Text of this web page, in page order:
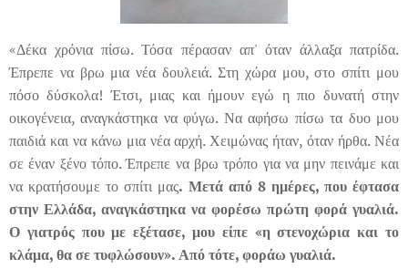
«Δέκα χρόνια πίσω. Τόσα πέρασαν απ' όταν άλλαξα πατρίδα.
Έπρεπε να βρω μια νέα δουλειά. Στη χώρα μου, στο σπίτι μου
πόσο δύσκολα! Έτσι, μιας και ήμουν εγώ η πιο δυνατή στην
οικογένεια, αναγκάστηκα να φύγω. Να αφήσω πίσω τα δυο μου
παιδιά και να κάνω μια νέα αρχή. Χειμώνας ήταν, όταν ήρθα. Νέα
σε έναν ξένο τόπο. Έπρεπε να βρω τρόπο για να μην πεινάμε και
να κρατήσουμε το σπίτι μας. Μετά από 8 ημέρες, που έφτασα
στην Ελλάδα, αναγκάστηκα να φορέσω πρώτη φορά γυαλιά.
Ο γιατρός που με εξέτασε, μου είπε «η στενοχώρια και το
κλάμα, θα σε τυφλώσουν». Από τότε, φοράω γυαλιά.